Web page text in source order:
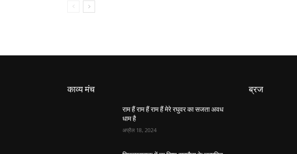
काव्य मंच
राम हैं राम हैं राम हैं मेरे रघुवर का सजता अवध
धाम है
अप्रैल 18, 2024
ब्रज